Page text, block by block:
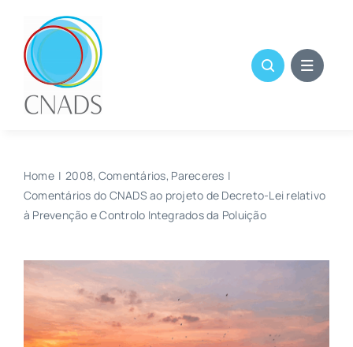
content
Home 2008 Comentários Pareceres
Comentários do CNADS ao projeto de Decreto-Lei relativo
à Prevenção e Controlo Integrados da Poluição